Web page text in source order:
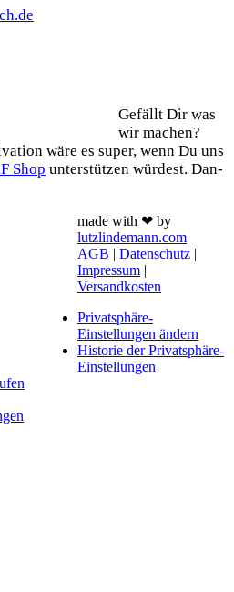
Gefällt Dir was
wir machen?
wäre es super, wenn Du uns
Shop unter­stüt­zen wür­dest. Dan­
made with ❤ by
lutzlindemann.com
AGB | Datenschutz |
Impressum |
Versandkosten
Privatsphäre-
Einstellungen ändern
Historie der Privatsphäre-
Einstellungen